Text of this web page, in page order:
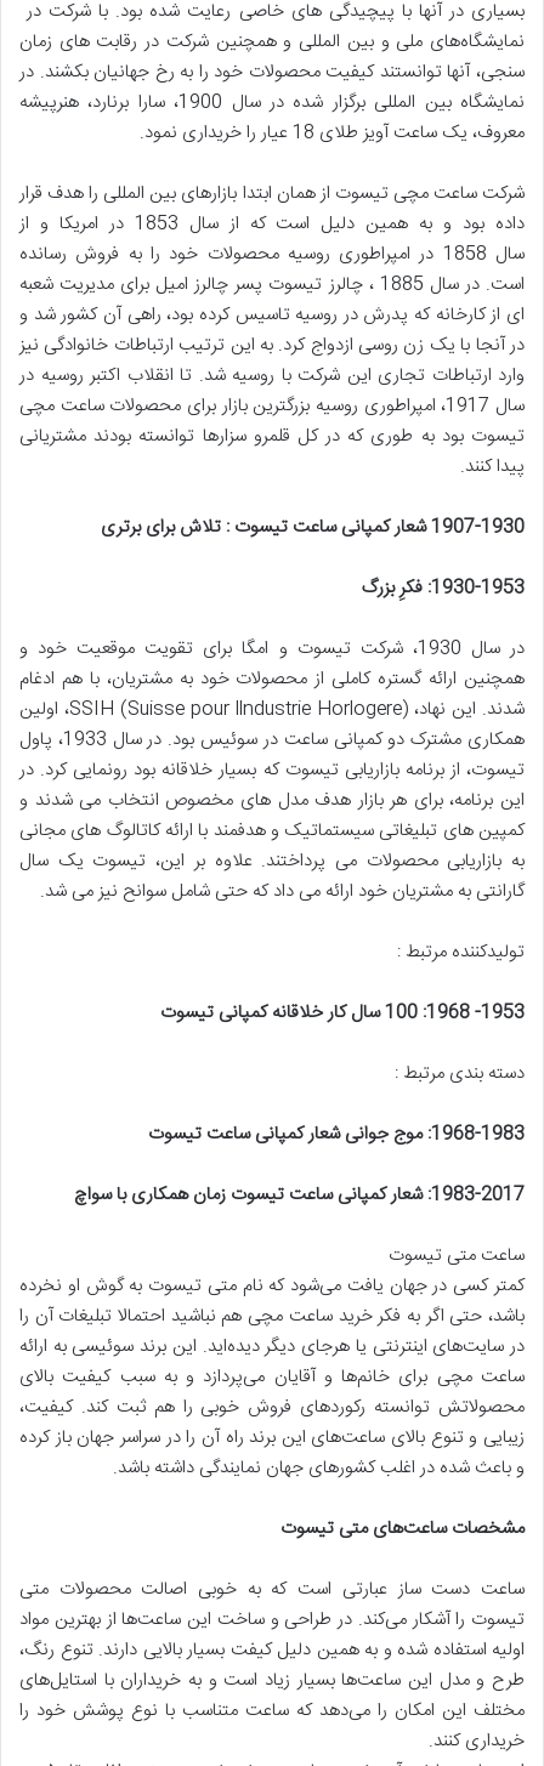
بسیاری در آنها با پیچیدگی های خاصی رعایت شده بود. با شرکت در
نمایشگاه‌های ملی و بین المللی و همچنین شرکت در رقابت های زمان
سنجی، آنها توانستند کیفیت محصولات خود را به رخ جهانیان بکشند. در
نمایشگاه بین المللی برگزار شده در سال 1900، سارا برنارد، هنرپیشه
معروف، یک ساعت آویز طلای 18 عیار را خریداری نمود.
شرکت ساعت مچی تیسوت از همان ابتدا بازارهای بین المللی را هدف قرار
داده بود و به همین دلیل است که از سال 1853 در امریکا و از
سال 1858 در امپراطوری روسیه محصولات خود را به فروش رسانده
است. در سال 1885 ، چالرز تیسوت پسر چالرز امیل برای مدیریت شعبه
ای از کارخانه که پدرش در روسیه تاسیس کرده بود، راهی آن کشور شد و
در آنجا با یک زن روسی ازدواج کرد. به این ترتیب ارتباطات خانوادگی نیز
وارد ارتباطات تجاری این شرکت با روسیه شد. تا انقلاب اکتبر روسیه در
سال 1917، امپراطوری روسیه بزرگترین بازار برای محصولات ساعت مچی
تیسوت بود به طوری که در کل قلمرو سزارها توانسته بودند مشتریانی
پیدا کنند.
1907-1930شعار کمپانی ساعت تیسوت : تلاش برای برتری
1930-1953: فکرِ بزرگ
در سال 1930، شرکت تیسوت و امگا برای تقویت موقعیت خود و
همچنین ارائه گستره کاملی از محصولات خود به مشتریان، با هم ادغام
شدند. این نهاد، (SSIH (Suisse pour llndustrie Horlogere، اولین
همکاری مشترک دو کمپانی ساعت در سوئیس بود. در سال 1933، پاول
تیسوت، از برنامه بازاریابی تیسوت که بسیار خلاقانه بود رونمایی کرد. در
این برنامه، برای هر بازار هدف مدل های مخصوص انتخاب می شدند و
کمپین های تبلیغاتی سیستماتیک و هدفمند با ارائه کاتالوگ های مجانی
به بازاریابی محصولات می پرداختند. علاوه بر این، تیسوت یک سال
گارانتی به مشتریان خود ارائه می داد که حتی شامل سوانح نیز می شد.
تولیدکننده مرتبط :
1953- 1968: 100
سال کار خلاقانه کمپانی تیسوت
دسته بندی مرتبط :
1968-1983: موج جوانی شعار کمپانی ساعت تیسوت
1983-2017: شعار کمپانی ساعت تیسوت زمان همکاری با سواچ
ساعت متی تیسوت
کمتر کسی در جهان یافت می‌شود که نام متی تیسوت به گوش او نخرده
باشد، حتی اگر به فکر خرید ساعت مچی هم نباشید احتمالا تبلیغات آن را
در سایت‌های اینترنتی یا هرجای دیگر دیده‌اید. این برند سوئیسی به ارائه
ساعت مچی برای خانم‌ها و آقایان می‌پردازد و به سبب کیفیت بالای
محصولاتش توانسته رکوردهای فروش خوبی را هم ثبت کند. کیفیت،
زیبایی و تنوع بالای ساعت‌های این برند راه آن را در سراسر جهان باز کرده
و باعث شده در اغلب کشورهای جهان نمایندگی داشته باشد.
مشخصات ساعت‌های متی تیسوت
ساعت دست ساز عبارتی است که به خوبی اصالت محصولات متی
تیسوت را آشکار می‌کند. در طراحی و ساخت این ساعت‌ها از بهترین مواد
اولیه استفاده شده و به همین دلیل کیفت بسیار بالایی دارند. تنوع رنگ،
طرح و مدل این ساعت‌ها بسیار زیاد است و به خریداران با استایل‌های
مختلف این امکان را می‌دهد که ساعت متناسب با نوع پوشش خود را
خریداری کنند.